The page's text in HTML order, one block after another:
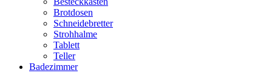
Brotdosen
Schneidebretter
Strohhalme
Tablett
Teller
Badezimmer